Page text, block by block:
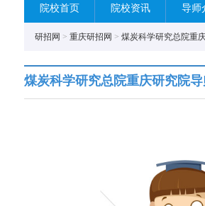
院校首页 院校资讯 导师
研招网 > 重庆研招网 > 煤炭科学研究总院重
煤炭科学研究总院重庆研究院